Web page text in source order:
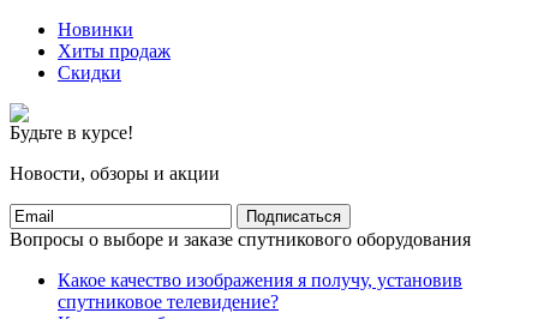
Новинки
Хиты продаж
Скидки
Будьте в курсе!
Новости, обзоры и акции
Подписаться
Вопросы о выборе и заказе спутникового оборудования
Какое качество изображения я получу, установив
спутниковое телевидение?